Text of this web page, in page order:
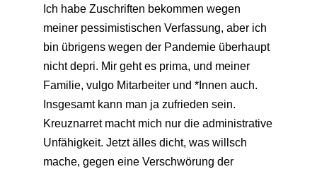
Ich habe Zuschriften bekommen wegen
meiner pessimistischen Verfassung, aber ich
bin übrigens wegen der Pandemie überhaupt
nicht depri. Mir geht es prima, und meiner
Familie, vulgo Mitarbeiter und *Innen auch.
Insgesamt kann man ja zufrieden sein.
Kreuznarret macht mich nur die administrative
Unfähigkeit. Jetzt älles dicht, was willsch
mache, gegen eine Verschwörung der